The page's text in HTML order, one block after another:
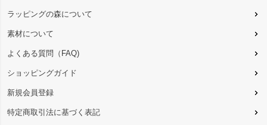
ラッピングの森について
素材について
よくある質問（FAQ)
ショッピングガイド
新規会員登録
特定商取引法に基づく表記